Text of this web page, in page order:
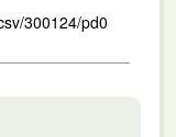
300124/pd0